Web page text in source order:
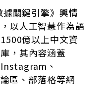
關鍵引擎》輿情
以人工智慧作為語
億以上中文資
，其內容涵蓋
、
區、部落格等網